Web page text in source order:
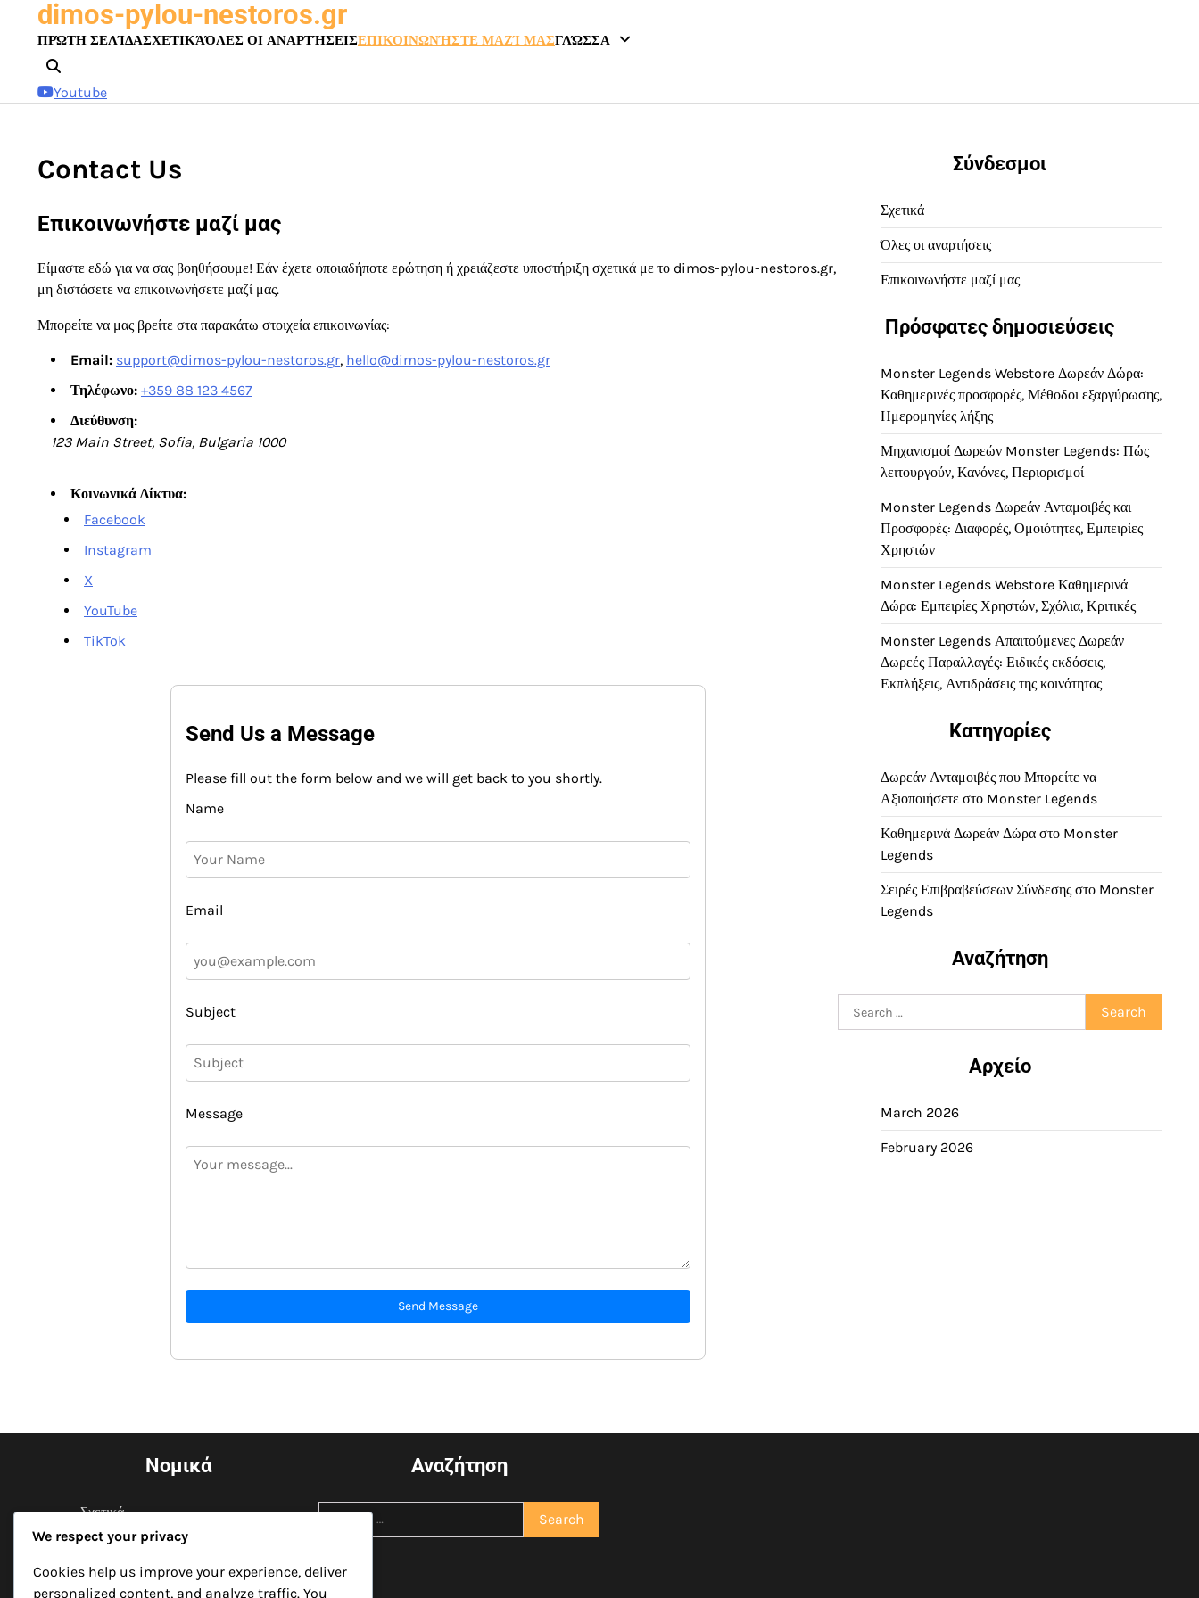
dimos-pylou-nestoros.gr
ΠΡΏΤΗ ΣΕΛΊΔΑΣΧΕΤΙΚΆΌΛΕΣ ΟΙ ΑΝΑΡΤΉΣΕΙΣΕΠΙΚΟΙΝΩΝΉΣΤΕ ΜΑΖΊ ΜΑΣΓΛΏΣΣΑ
Youtube
Contact Us
Επικοινωνήστε μαζί μας
Είμαστε εδώ για να σας βοηθήσουμε! Εάν έχετε οποιαδήποτε ερώτηση ή χρειάζεστε υποστήριξη σχετικά με το dimos-pylou-nestoros.gr,
μη διστάσετε να επικοινωνήσετε μαζί μας.
Μπορείτε να μας βρείτε στα παρακάτω στοιχεία επικοινωνίας:
Email: support@dimos-pylou-nestoros.gr, hello@dimos-pylou-nestoros.gr
Τηλέφωνο: +359 88 123 4567
Διεύθυνση:
123 Main Street, Sofia, Bulgaria 1000
Κοινωνικά Δίκτυα:
Facebook
Instagram
X
YouTube
TikTok
Send Us a Message
Please fill out the form below and we will get back to you shortly.
Name
Email
Subject
Message
Send Message
Σύνδεσμοι
Σχετικά
Όλες οι αναρτήσεις
Επικοινωνήστε μαζί μας
Πρόσφατες δημοσιεύσεις
Monster Legends Webstore Δωρεάν Δώρα:
Καθημερινές προσφορές, Μέθοδοι εξαργύρωσης,
Ημερομηνίες λήξης
Μηχανισμοί Δωρεών Monster Legends: Πώς
λειτουργούν, Κανόνες, Περιορισμοί
Monster Legends Δωρεάν Ανταμοιβές και
Προσφορές: Διαφορές, Ομοιότητες, Εμπειρίες
Χρηστών
Monster Legends Webstore Καθημερινά
Δώρα: Εμπειρίες Χρηστών, Σχόλια, Κριτικές
Monster Legends Απαιτούμενες Δωρεάν
Δωρεές Παραλλαγές: Ειδικές εκδόσεις,
Εκπλήξεις, Αντιδράσεις της κοινότητας
Κατηγορίες
Δωρεάν Ανταμοιβές που Μπορείτε να
Αξιοποιήσετε στο Monster Legends
Καθημερινά Δωρεάν Δώρα στο Monster
Legends
Σειρές Επιβραβεύσεων Σύνδεσης στο Monster
Legends
Αναζήτηση
for:
Αρχείο
March 2026
February 2026
Νομικά
Σχετικά
Όροι και προϋποθέσεις
Επικοινωνήστε μαζί μας
Αναζήτηση
Search
We respect your privacy
Cookies help us improve your experience, deliver
personalized content, and analyze traffic. You